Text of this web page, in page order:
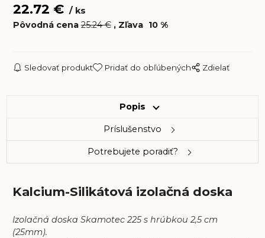
22.72 €
ks
Pôvodná cena 25.24€ Zľava 10%
Sledovať produkt Pridať do obľúbených Zdielať
Popis
Príslušenstvo
Potrebujete poradiť?
Kalcium-Silikátová izolačná doska
Izolačná doska Skamotec 225 s hrúbkou 2,5 cm
(25mm).